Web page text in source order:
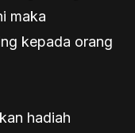
maka
kepada orang
hadiah